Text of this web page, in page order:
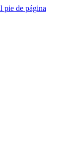
pie de página